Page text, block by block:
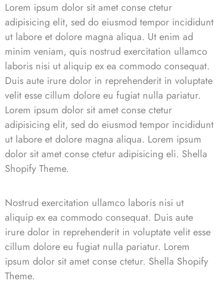
Lorem ipsum dolor sit amet conse ctetur
adipisicing elit, sed do eiusmod tempor incididunt
ut labore et dolore magna aliqua. Ut enim ad
minim veniam, quis nostrud exercitation ullamco
laboris nisi ut aliquip ex ea commodo consequat.
Duis aute irure dolor in reprehenderit in voluptate
velit esse cillum dolore eu fugiat nulla pariatur.
Lorem ipsum dolor sit amet conse ctetur
adipisicing elit, sed do eiusmod tempor incididunt
ut labore et dolore magna aliqua. Lorem ipsum
dolor sit amet conse ctetur adipisicing eli. Shella
Shopify Theme.
Nostrud exercitation ullamco laboris nisi ut
aliquip ex ea commodo consequat. Duis aute
irure dolor in reprehenderit in voluptate velit esse
cillum dolore eu fugiat nulla pariatur. Lorem
ipsum dolor sit amet conse ctetur. Shella Shopify
Theme.